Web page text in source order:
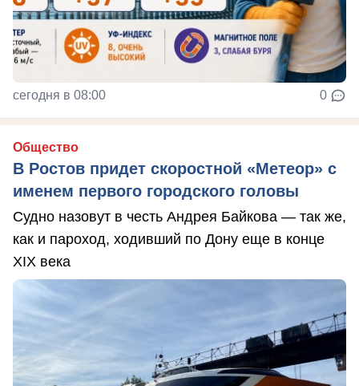
сегодня в 08:00 0
Общество
В Ростов придет скоростной «Метеор» с
именем первого городского головы
Судно назовут в честь Андрея Байкова — так же,
как и пароход, ходивший по Дону еще в конце
XIX века